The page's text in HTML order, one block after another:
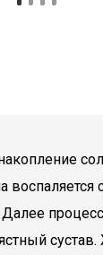
воспаляется
Далее
сустав.